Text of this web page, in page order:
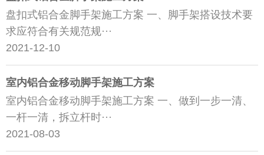
盘扣式铝合金脚手架施工方案 一、脚手架搭设技术要
求应符合有关规范规···
2021-12-10
室内铝合金移动脚手架施工方案
室内铝合金移动脚手架施工方案 一、做到一步一清、
一杆一清，拆立杆时···
2021-08-03